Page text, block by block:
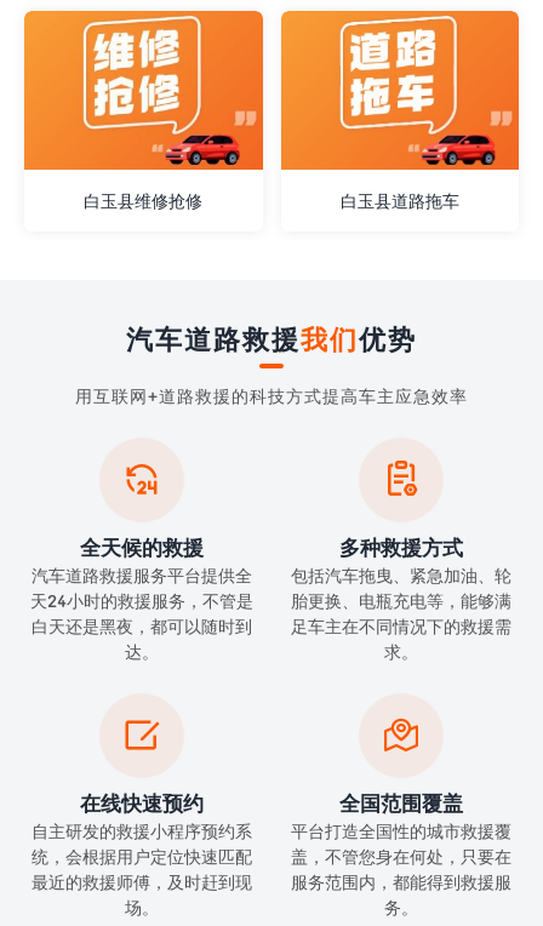
白玉县维修抢修 白玉县道路拖车
汽车道路救援我们优势
用互联网+道路救援的科技方式提高车主应急效率

全天候的救援
汽车道路救援服务平台提供全
天24小时的救援服务，不管是
白天还是黑夜，都可以随时到
达。

多种救援方式
包括汽车拖曳、紧急加油、轮
胎更换、电瓶充电等，能够满
足车主在不同情况下的救援需
求。

在线快速预约
自主研发的救援小程序预约系
统，会根据用户定位快速匹配
最近的救援师傅，及时赶到现
场。

全国范围覆盖
平台打造全国性的城市救援覆
盖，不管您身在何处，只要在
服务范围内，都能得到救援服
务。